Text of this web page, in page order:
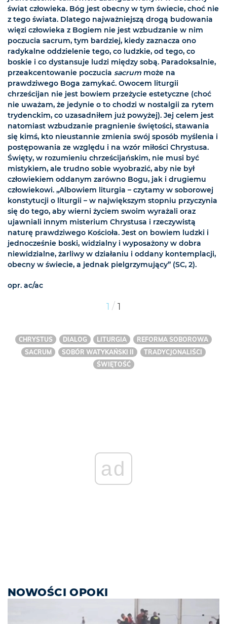
świat człowieka. Bóg jest obecny w tym świecie, choć nie
z tego świata. Dlatego najważniejszą drogą budowania
więzi człowieka z Bogiem nie jest wzbudzanie w nim
poczucia sacrum, tym bardziej, kiedy zaznacza ono
radykalne oddzielenie tego, co ludzkie, od tego, co
boskie i co dystansuje ludzi między sobą. Paradoksalnie,
przeakcentowanie poczucia sacrum może na
prawdziwego Boga zamykać. Owocem liturgii
chrześcijan nie jest bowiem przeżycie estetyczne (choć
nie uważam, że jedynie o to chodzi w nostalgii za rytem
trydenckim, co uzasadniłem już powyżej). Jej celem jest
natomiast wzbudzanie pragnienie świętości, stawania
się kimś, kto nieustannie zmienia swój sposób myślenia i
postępowania ze względu i na wzór miłości Chrystusa.
Święty, w rozumieniu chrześcijańskim, nie musi być
mistykiem, ale trudno sobie wyobrazić, aby nie był
człowiekiem oddanym zarówno Bogu, jak i drugiemu
człowiekowi. „Albowiem liturgia – czytamy w soborowej
konstytucji o liturgii – w największym stopniu przyczynia
się do tego, aby wierni życiem swoim wyrażali oraz
ujawniali innym misterium Chrystusa i rzeczywistą
naturę prawdziwego Kościoła. Jest on bowiem ludzki i
jednocześnie boski, widzialny i wyposażony w dobra
niewidzialne, żarliwy w działaniu i oddany kontemplacji,
obecny w świecie, a jednak pielgrzymujący” (SC, 2).
opr. ac/ac
1 / 1
CHRYSTUS DIALOG LITURGIA
REFORMA SOBOROWA
SACRUM
SOBÓR WATYKAŃSKI II
TRADYCJONALIŚCI
ŚWIĘTOŚĆ
ad
NOWOŚCI OPOKI